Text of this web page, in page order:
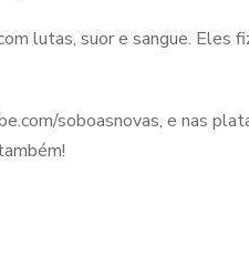
lutas, suor e sangue. Eles
soboasnovas, e nas